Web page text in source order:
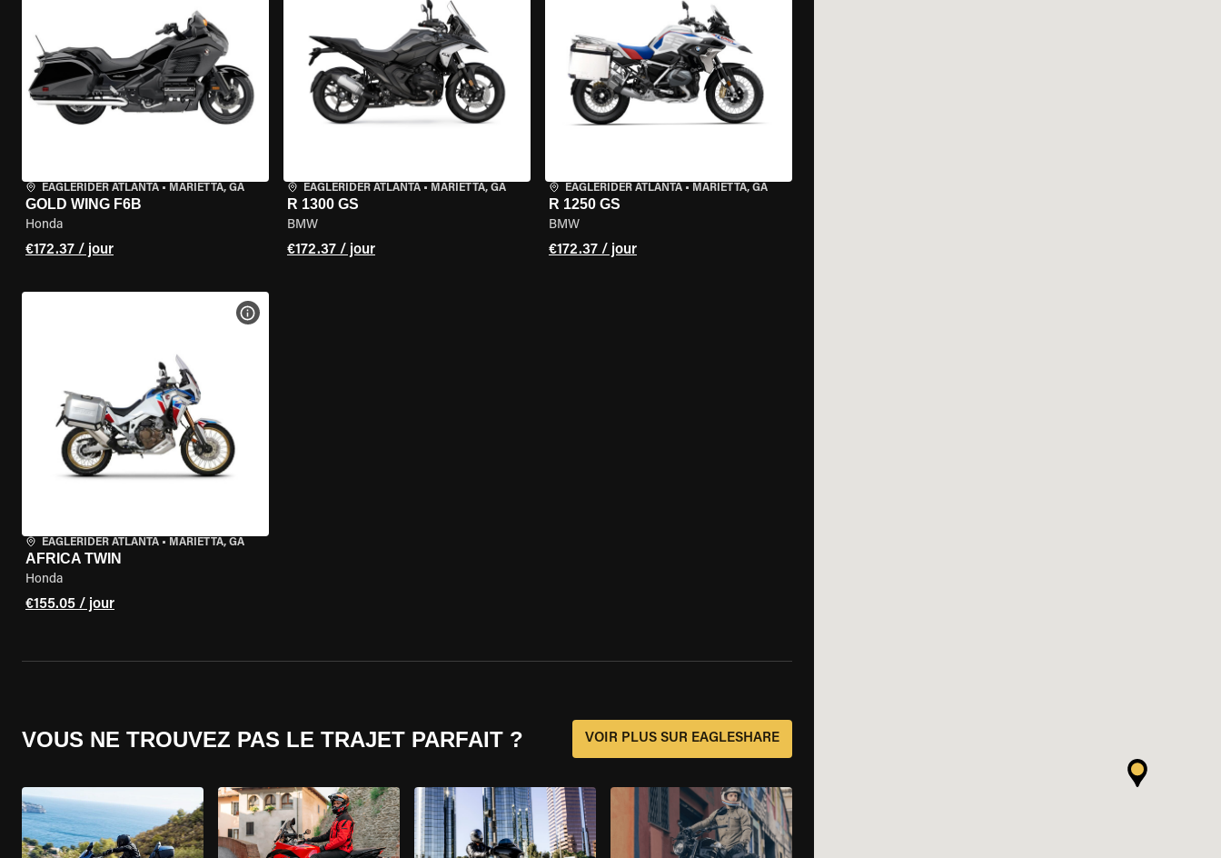
EAGLERIDER ATLANTA • MARIETTA, GA
GOLD WING F6B
Honda
€172.37 / jour
EAGLERIDER ATLANTA• MARIETTA, GA
R 1300 GS
BMW
€172.37 / jour
EAGLERIDER ATLANTA• MARIETTA, GA
R 1250 GS
BMW
€172.37 / jour
EAGLERIDER ATLANTA • MARIETTA, GA
AFRICA TWIN
Honda
€155.05 / jour
VOIR LES SPÉCIFICATIONS DE LA MOTO
VOUS NE TROUVEZ PAS LE TRAJET PARFAIT ? VOIR PLUS SUR EAGLESHARE